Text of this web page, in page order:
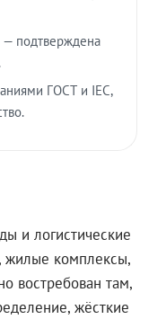
— подтверждена
ГОСТ и IEC,
и логистические
жилые комплексы,
востребован там,
жёсткие